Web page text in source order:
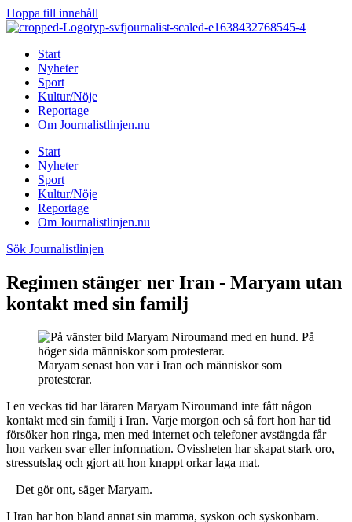
Hoppa till innehåll
Start
Nyheter
Sport
Kultur/Nöje
Reportage
Om Journalistlinjen.nu
Start
Nyheter
Sport
Kultur/Nöje
Reportage
Om Journalistlinjen.nu
Sök Journalistlinjen
Regimen stänger ner Iran - Maryam utan
kontakt med sin familj
Maryam senast hon var i Iran och människor som
protesterar.
I en veckas tid har läraren Maryam Niroumand inte fått någon
kontakt med sin familj i Iran. Varje morgon och så fort hon har tid
försöker hon ringa, men med internet och telefoner avstängda får
hon varken svar eller information. Ovissheten har skapat stark oro,
stressutslag och gjort att hon knappt orkar laga mat.
– Det gör ont, säger Maryam.
I Iran har hon bland annat sin mamma, syskon och syskonbarn.